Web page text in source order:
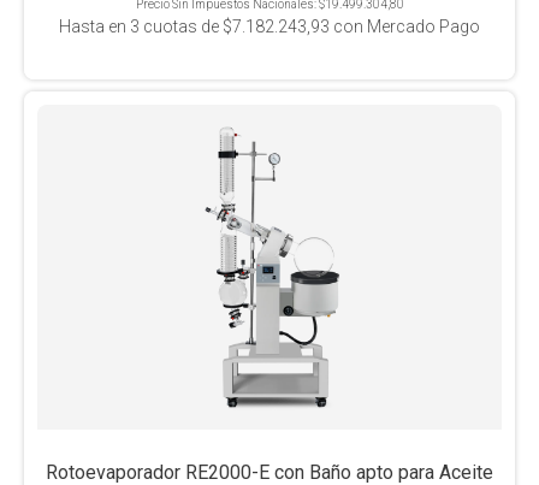
Precio Sin Impuestos Nacionales:$19.499.304,80
Hasta en 3 cuotas de $7.182.243,93 con Mercado Pago
Rotoevaporador RE2000-E con Baño apto para Aceite